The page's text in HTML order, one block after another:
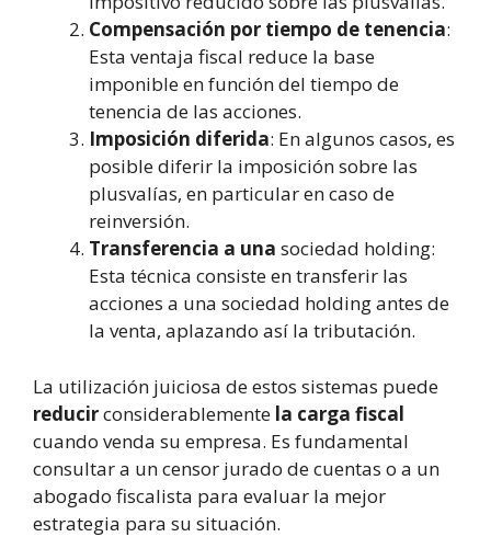
Compensación por tiempo de tenencia:
Esta ventaja fiscal reduce la base
imponible en función del tiempo de
tenencia de las acciones.
Imposición diferida: En algunos casos, es
posible diferir la imposición sobre las
plusvalías, en particular en caso de
reinversión.
Transferencia a una sociedad holding:
Esta técnica consiste en transferir las
acciones a una sociedad holding antes de
la venta, aplazando así la tributación.
La utilización juiciosa de estos sistemas puede
reducirconsiderablemente la carga fiscal
cuando venda su empresa. Es fundamental
consultar a un censor jurado de cuentas o a un
abogado fiscalista para evaluar la mejor
estrategia para su situación.